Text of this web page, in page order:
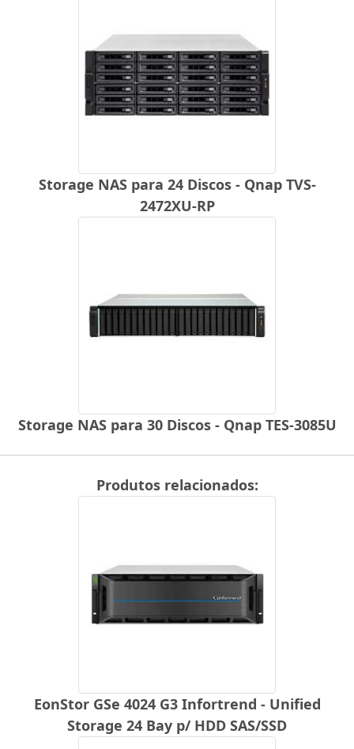
Storage NAS para 24 Discos - Qnap TVS-
2472XU-RP
Storage NAS para 30 Discos - Qnap TES-3085U
Produtos relacionados:
EonStor GSe 4024 G3 Infortrend - Unified
Storage 24 Bay p/ HDD SAS/SSD